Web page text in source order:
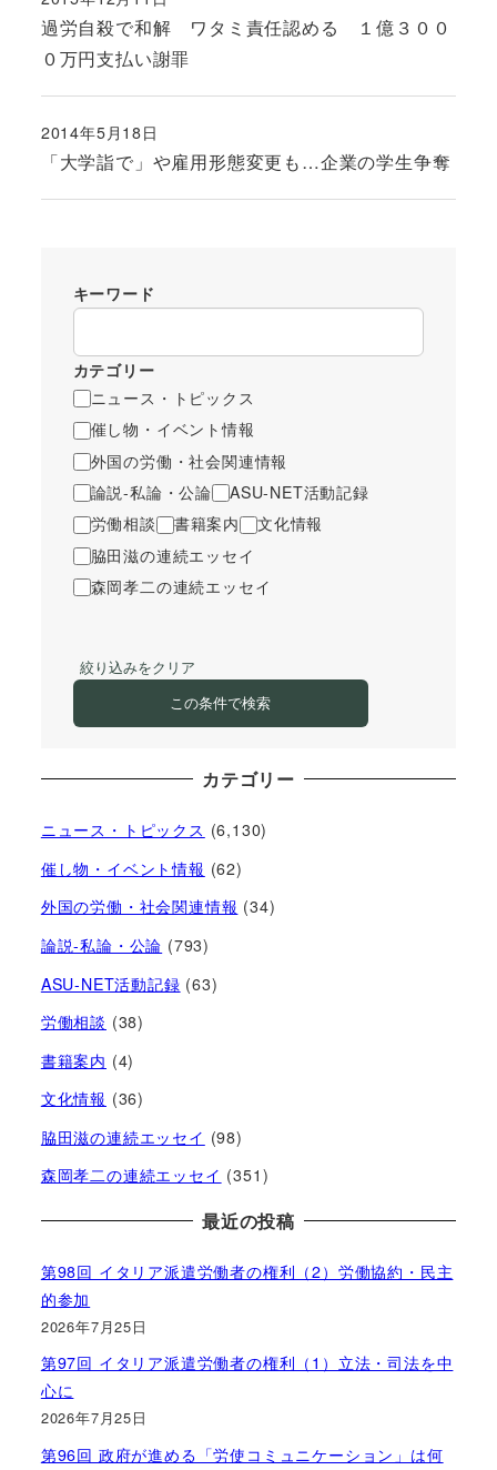
過労自殺で和解 ワタミ責任認める １億３００
０万円支払い謝罪
投稿日
「大学詣で」や雇用形態変更も…企業の学生争奪
投稿日
2014年5月18日
キーワード
カテゴリー
ニュース・トピックス
催し物・イベント情報
外国の労働・社会関連情報
論説-私論・公論
ASU-NET活動記録
労働相談
書籍案内
文化情報
脇田滋の連続エッセイ
森岡孝二の連続エッセイ
絞り込みをクリア
この条件で検索
カテゴリー
ニュース・トピックス (6,130)
催し物・イベント情報 (62)
外国の労働・社会関連情報 (34)
論説-私論・公論 (793)
ASU-NET活動記録 (63)
労働相談 (38)
書籍案内 (4)
文化情報 (36)
脇田滋の連続エッセイ (98)
森岡孝二の連続エッセイ (351)
最近の投稿
第98回 イタリア派遣労働者の権利（2）労働協約・民主
的参加
2026年7月25日
第97回 イタリア派遣労働者の権利（1）立法・司法を中
心に
2026年7月25日
第96回 政府が進める「労使コミュニケーション」は何